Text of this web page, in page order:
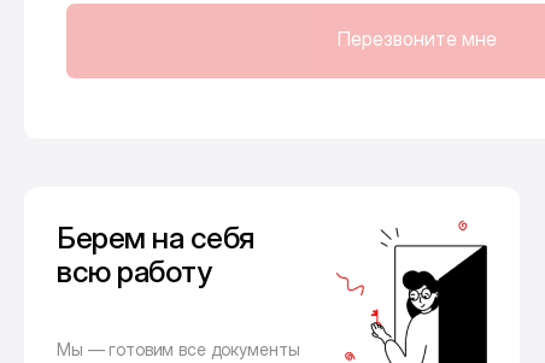
Перезвоните мне
Берем на себя
всю работу
Мы — готовим все документы